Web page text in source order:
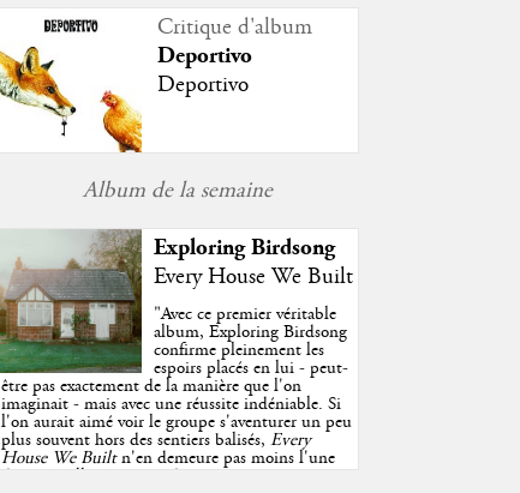
Critique d'album
Deportivo
Deportivo
Album de la semaine
Exploring Birdsong
Every House We Built
"Avec ce premier véritable
album, Exploring Birdsong
confirme pleinement les
espoirs placés en lui - peut-
être pas exactement de la manière que l'on
imaginait - mais avec une réussite indéniable. Si
l'on aurait aimé voir le groupe s'aventurer un peu
plus souvent hors des sentiers balisés,Every
House We Builtn'en demeure pas moins l'une
des très belles surprises de cette année, porté par